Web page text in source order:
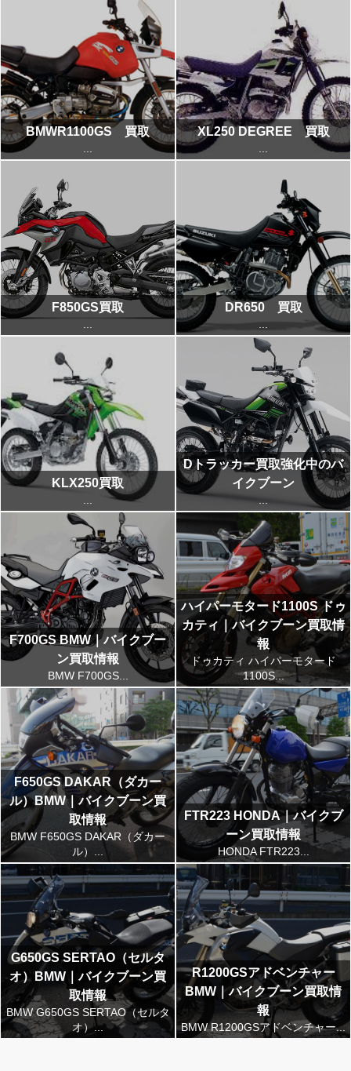
BMWR1100GS 買取 XL250 DEGREE 買取
F850GS買取 DR650 買取
...
KLX250買取
Dトラッカー買取強化中のバ
イクブーン
F700GS BMW｜バイクブー
ン買取情報
BMW F700GS...
ハイパーモタード1100S ドゥ
カティ｜バイクブーン買取情
報
ドゥカティ ハイパーモタード
1100S...
F650GS DAKAR（ダカー
ル）BMW｜バイクブーン買
取情報
BMW F650GS DAKAR（ダカー
ル）...
FTR223 HONDA｜バイクブ
ーン買取情報
HONDA FTR223...
G650GS SERTAO（セルタ
オ）BMW｜バイクブーン買
取情報
BMW G650GS SERTAO（セルタ
オ）...
R1200GSアドベンチャー
BMW｜バイクブーン買取情
報
BMW R1200GSアドベンチャー...